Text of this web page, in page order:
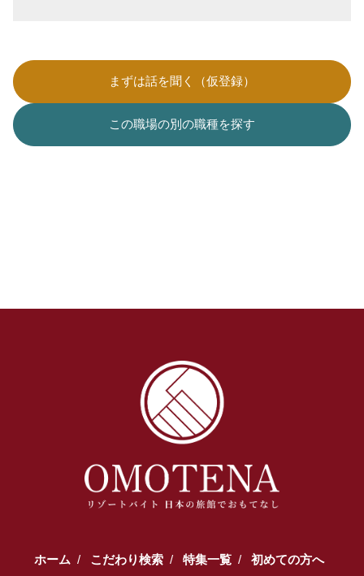
まずは話を聞く（仮登録）
この職場の別の職種を探す
ホーム こだわり検索 特集一覧
初めての方へ